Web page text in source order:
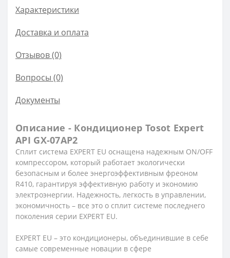
Характеристики
Доставка и оплата
Отзывов (0)
Вопросы (0)
Документы
Описание - Кондиционер Tosot Expert
API GX-07AP2
Сплит система EXPERT EU оснащена надежным ON/OFF
компрессором, который работает экологически
безопасным и более энергоэффективным фреоном
R410, гарантируя эффективную работу и экономию
электроэнергии. Надежность, легкость в управлении,
экономичность – все это о сплит системе последнего
поколения серии EXPERT EU.
EXPERT EU – это кондиционеры, объединившие в себе
самые современные новации в сфере